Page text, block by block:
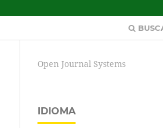
Open Journal Systems
IDIOMA